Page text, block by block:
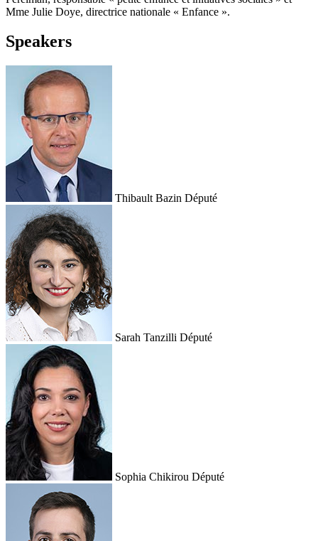
Mme Julie Doye, directrice nationale « Enfance ».
Speakers
Thibault Bazin Député
Sarah Tanzilli Député
Sophia Chikirou Député